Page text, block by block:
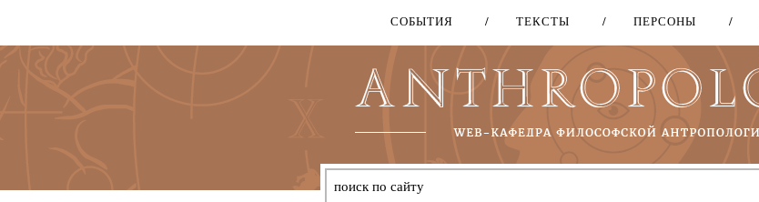
Перейти
основному
содержанию
СОБЫТИЯ ТЕКСТЫ ПЕРСОНЫ